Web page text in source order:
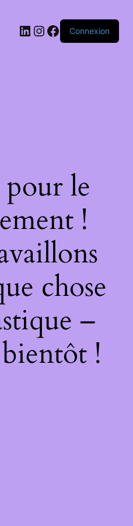
LinkedIn
Instagram
Facebook
Connexion
le
!
chose
–
!